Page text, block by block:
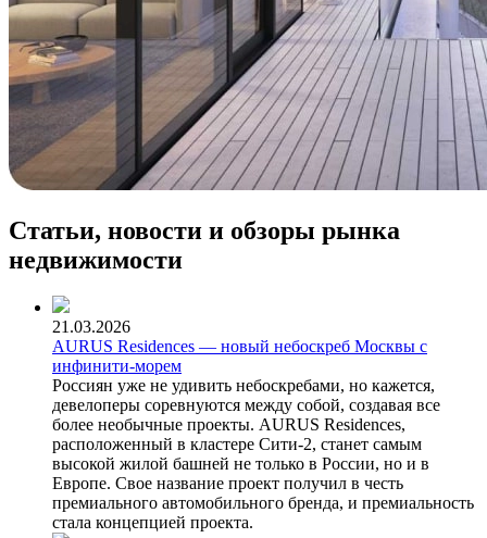
Статьи, новости и обзоры рынка
недвижимости
21.03.2026
AURUS Residences — новый небоскреб Москвы с
инфинити-морем
Россиян уже не удивить небоскребами, но кажется,
девелоперы соревнуются между собой, создавая все
более необычные проекты. AURUS Residences,
расположенный в кластере Сити-2, станет самым
высокой жилой башней не только в России, но и в
Европе. Свое название проект получил в честь
премиального автомобильного бренда, и премиальность
стала концепцией проекта.